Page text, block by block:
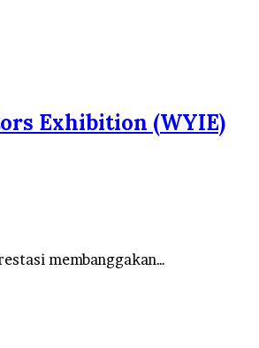
Exhibition (WYIE)
membanggakan…